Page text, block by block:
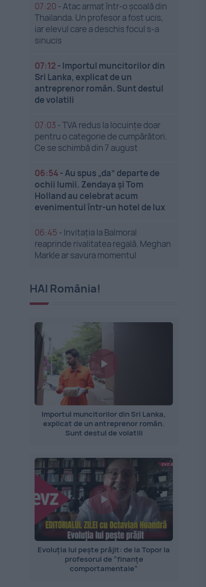
07:20 -Atac armat într-o școală din
Thailanda. Un profesor a fost ucis,
iar elevul care a deschis focul s-a
sinucis
07:12 - Importul muncitorilor din
Sri Lanka, explicat de un
antreprenor român. Sunt destul
de volatili
07:03 -TVA redus la locuințe doar
pentru o categorie de cumpărători.
Ce se schimbă din 7 august
06:54-Au spus „da” departe de
ochii lumii. Zendaya și Tom
Holland au celebrat acum
evenimentul într-un hotel de lux
06:45 - Invitația la Balmoral
reaprinde rivalitatea regală. Meghan
Markle ar savura momentul
HAI România!
Importul muncitorilor din Sri Lanka,
explicat de un antreprenor român.
Sunt destul de volatili
Evoluția lui pește prăjit: de la Topor la
profesorul de ”finanțe
comportamentale”